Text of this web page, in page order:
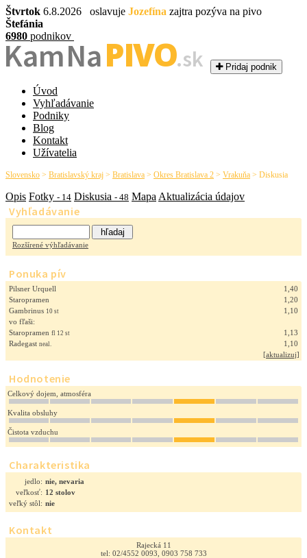
Štvrtok 6.8.2026 oslavuje Jozefína zajtra pozýva na pivo
Štefánia
6980 podnikov
Kam NaPIVO.sk Pridaj podnik
Úvod
Vyhľadávanie
Podniky
Blog
Kontakt
Užívatelia
Slovensko > Bratislavský kraj > Bratislava > Okres Bratislava 2 > Vrakuňa > Diskusia
Opis Fotky - 14 Diskusia - 48 Mapa Aktualizácia údajov
Vyhľadávanie
Rozšírené výhľadávanie
Ponuka pív
Pilsner Urquell
1,40
Staropramen
1,20
Gambrinus 10 st
1,10
vo fľaši:
Staropramen fl 12 st
1,13
Radegast neal.
1,10
[aktualizuj]
Hodnotenie
Celkový dojem, atmosféra
Kvalita obsluhy
Čistota vzduchu
Charakteristika
jedlo: nie, nevaria
veľkosť: 12 stolov
veľký stôl: nie
Kontakt
Rajecká 11
tel: 02/4552 0093, 0903 758 733